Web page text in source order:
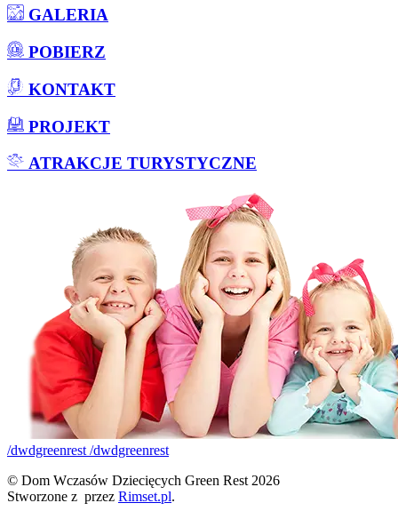
GALERIA
POBIERZ
KONTAKT
PROJEKT
ATRAKCJE TURYSTYCZNE
/dwdgreenrest /dwdgreenrest
© Dom Wczasów Dziecięcych Green Rest 2026
Stworzone z przez Rimset.pl.